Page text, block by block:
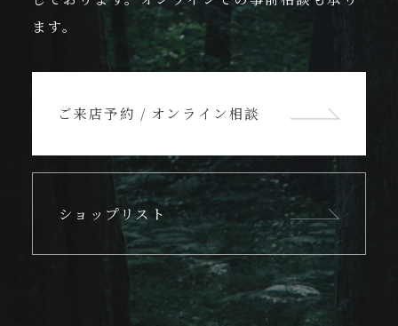
ます。
ご来店予約 / オンライン相談
ショップリスト